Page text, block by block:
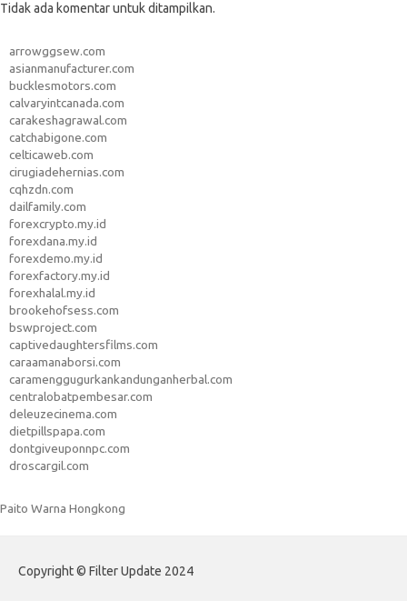
Tidak ada komentar untuk ditampilkan.
arrowggsew.com
asianmanufacturer.com
bucklesmotors.com
calvaryintcanada.com
carakeshagrawal.com
catchabigone.com
celticaweb.com
cirugiadehernias.com
cqhzdn.com
dailfamily.com
forexcrypto.my.id
forexdana.my.id
forexdemo.my.id
forexfactory.my.id
forexhalal.my.id
brookehofsess.com
bswproject.com
captivedaughtersfilms.com
caraamanaborsi.com
caramenggugurkankandunganherbal.com
centralobatpembesar.com
deleuzecinema.com
dietpillspapa.com
dontgiveuponnpc.com
droscargil.com
Paito Warna Hongkong
Copyright © Filter Update 2024